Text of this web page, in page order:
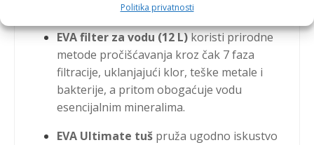
Politika privatnosti
korištenje kvalitetne, filtrirane vode:
EVA filter za vodu (12 L)koristi prirodne
metode pročišćavanja kroz čak 7 faza
filtracije, uklanjajući klor, teške metale i
bakterije, a pritom obogaćuje vodu
esencijalnim mineralima.
EVA Ultimate tuš pruža ugodno iskustvo